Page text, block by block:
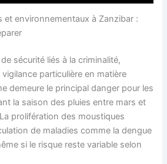
et environnementaux à Zanzibar :
sécurité liés à la criminalité,
particulière en matière
demeure le principal danger pour les
la saison des pluies entre mars et
prolifération des moustiques
de maladies comme la dengue
si le risque reste variable selon